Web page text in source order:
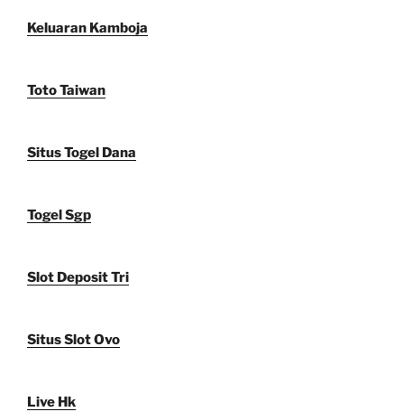
Keluaran Kamboja
Toto Taiwan
Situs Togel Dana
Togel Sgp
Slot Deposit Tri
Situs Slot Ovo
Live Hk